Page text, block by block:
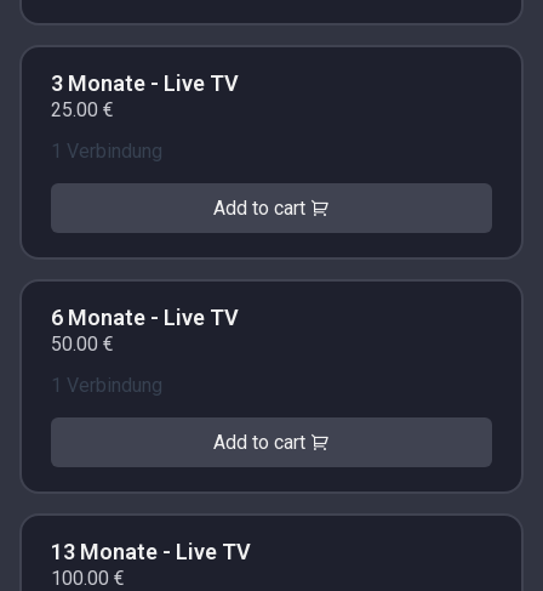
3 Monate - Live TV
25.00 €
1 Verbindung
Add to cart
6 Monate - Live TV
50.00 €
1 Verbindung
Add to cart
13 Monate - Live TV
100.00 €